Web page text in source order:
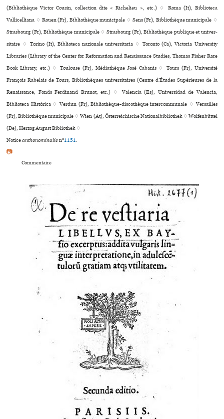
(Bibliothèque Victor Cousin, collection dite « Richelieu », etc.) ♢ Roma (It), Biblioteca
Vallicelliana ♢ Rouen (Fr), Bibliothèque muni­ci­pale ♢ Sens (Fr), Bibliothèque muni­ci­pale ♢
Strasbourg (Fr), Bibliothèque muni­ci­pale ♢ Strasbourg (Fr), Bibliothèque publi­que et uni­ver­
si­taire ♢ Torino (It), Biblioteca nazio­nale uni­ver­si­ta­ria ♢ Toronto (Ca), Victoria University
Libraries (Library of the Center for Reformation and Renaissance Studies, Thomas Fisher Rare
Book Library, etc.) ♢ Toulouse (Fr), Médiathèque José Cabanis ♢ Tours (Fr), Université
François Rabelais de Tours, Bibliothèques uni­ver­si­tai­res (Centre d’Études Supérieures de la
Renaissance, Fonds Ferdinand Brunot, etc.) ♢ Valencia (Es), Universidad de Valencia,
Biblioteca Histórica ♢ Verdun (Fr), Bibliothèque-dis­co­thè­que inter­com­mu­nale ♢ Versailles
(Fr), Bibliothèque muni­ci­pale ♢ Wien (At), Österreichische Nationalbibliothek ♢ Wolfenbüttel
(De), Herzog August Bibliothek ♢
Noticeanthonominalien°1151.
📷
Commentaire